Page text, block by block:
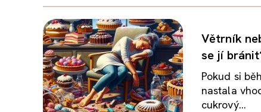
Větrník
se jí
Pokud si
nastala
cukrový...